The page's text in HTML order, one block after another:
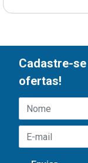
Cadastre-
ofertas!